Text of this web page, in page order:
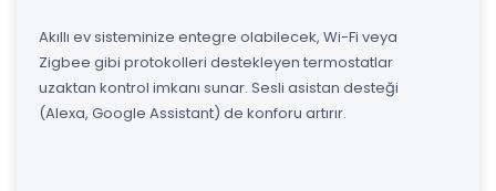
Akıllı ev sisteminize entegre olabilecek, Wi-Fi veya
Zigbee gibi protokolleri destekleyen termostatlar
uzaktan kontrol imkanı sunar. Sesli asistan desteği
(Alexa, Google Assistant) de konforu artırır.